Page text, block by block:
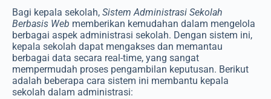
Bagi kepala sekolah, Sistem Administrasi Sekolah
Berbasis Web memberikan kemudahan dalam mengelola
berbagai aspek administrasi sekolah. Dengan sistem ini,
kepala sekolah dapat mengakses dan memantau
berbagai data secara real-time, yang sangat
mempermudah proses pengambilan keputusan. Berikut
adalah beberapa cara sistem ini membantu kepala
sekolah dalam administrasi: